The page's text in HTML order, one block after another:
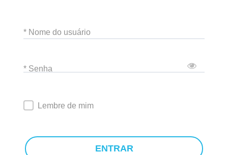
* Nome do usuário
* Senha
Lembre de mim
ENTRAR